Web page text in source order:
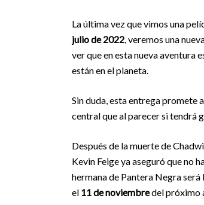
La última vez que vimos una
julio de 2022, veremos una
ver que en esta nueva aventura
están en el planeta.
Sin duda, esta entrega promete
central que al parecer si tendrá
Después de la muerte de
Kevin Feige ya aseguró que no
hermana de Pantera Negra
el 11 de noviembredel próximo